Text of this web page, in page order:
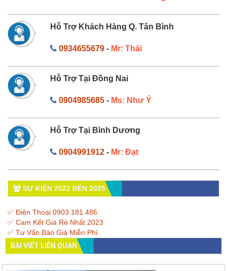
Hỗ Trợ Khách Hàng Q. Tân Bình
0934655679- Mr: Thái
Hỗ Trợ Tại Đồng Nai
0904985685- Ms: Như Ý
Hỗ Trợ Tại Bình Dương
0904991912- Mr: Đạt
SỰ KIỆN 2022 ĐẾN 2025
✅ Điện Thoại 0903.181.486
✅ Cam Kết Giá Rẻ Nhất 2023
✅ Tư Vấn Báo Giá Miễn Phí
BÀI VIẾT LIÊN QUAN